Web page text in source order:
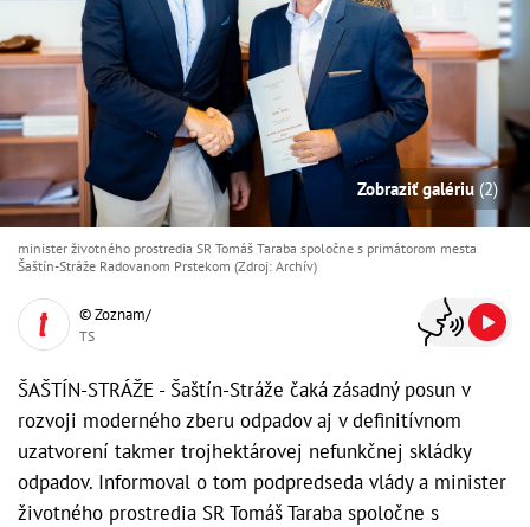
Zobraziť galériu (2)
minister životného prostredia SR Tomáš Taraba spoločne s primátorom mesta
Šaštín-Stráže Radovanom Prstekom (Zdroj: Archív)
© Zoznam/
TS
ŠAŠTÍN-STRÁŽE - Šaštín-Stráže čaká zásadný posun v
rozvoji moderného zberu odpadov aj v definitívnom
uzatvorení takmer trojhektárovej nefunkčnej skládky
odpadov. Informoval o tom podpredseda vlády a minister
životného prostredia SR Tomáš Taraba spoločne s